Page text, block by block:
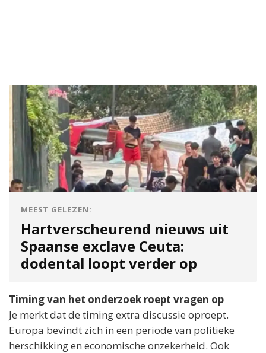
MEEST GELEZEN:
Hartverscheurend nieuws uit
Spaanse exclave Ceuta:
dodental loopt verder op
Timing van het onderzoek roept vragen op
Je merkt dat de timing extra discussie oproept.
Europa bevindt zich in een periode van politieke
herschikking en economische onzekerheid. Ook